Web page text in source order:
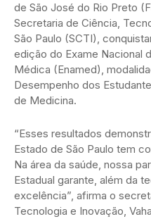
de São José do Rio Preto
Secretaria de Ciência,
São Paulo (SCTI),
edição do Exame Nacional
Médica (Enamed),
Desempenho dos
de Medicina.
“Esses resultados
Estado de São Paulo tem
Na área da saúde, nossa
Estadual garante, além da
excelência”, afirma o
Tecnologia e Inovação,